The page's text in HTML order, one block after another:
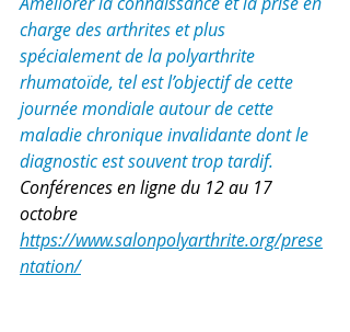
charge des arthrites et plus
spécialement de la polyarthrite
rhumatoïde, tel est l’objectif de cette
journée mondiale autour de cette
maladie chronique invalidante dont le
diagnostic est souvent trop tardif.
Conférences en ligne du 12 au 17
octobre
https://www.salonpolyarthrite.org/prese
ntation/